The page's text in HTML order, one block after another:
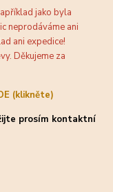
jako byla
neprodáváme ani
ani expedice!
Děkujeme za
(klikněte)
prosím kontaktní